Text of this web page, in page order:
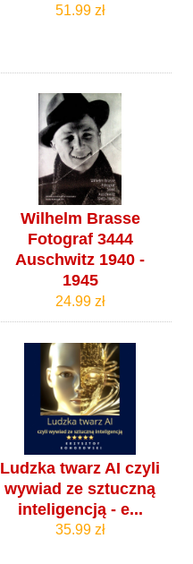
51.99 zł
Wilhelm Brasse
Fotograf 3444
Auschwitz 1940 -
1945
24.99 zł
Ludzka twarz AI czyli
wywiad ze sztuczną
inteligencją - e...
35.99 zł